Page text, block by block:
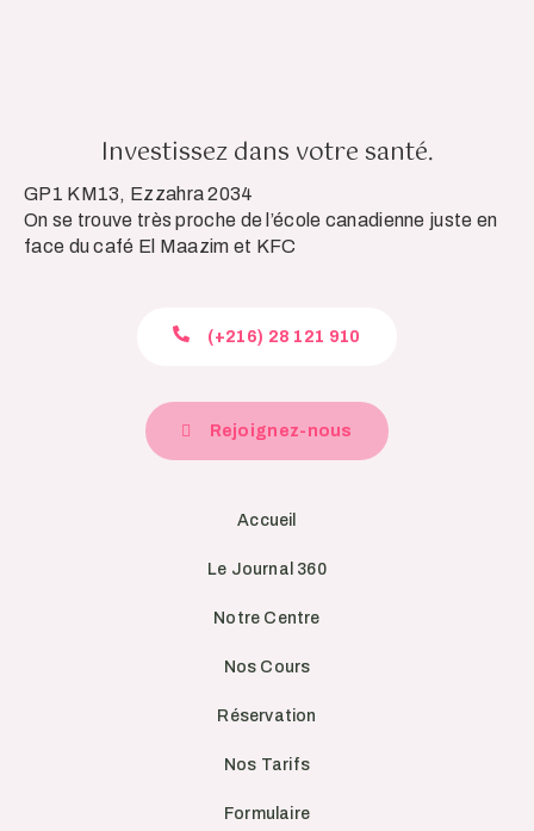
Investissez dans votre santé.
GP1 KM13, Ezzahra 2034
On se trouve très proche de l’école canadienne juste en
face du café El Maazim et KFC
(+216) 28 121 910
Rejoignez-nous
Accueil
Le Journal 360
Notre Centre
Nos Cours
Réservation
Nos Tarifs
Formulaire